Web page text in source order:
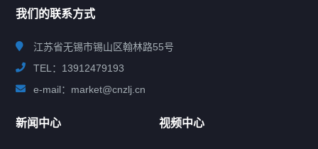
我们的联系方式
江苏省无锡市锡山区翰林路55号
TEL：13912479193
e-mail：market@cnzlj.cn
新闻中心 视频中心